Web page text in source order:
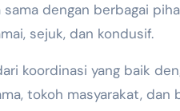
dengan berbagai
sejuk, dan kondusif.
koordinasi yang baik
tokoh masyarakat, dan